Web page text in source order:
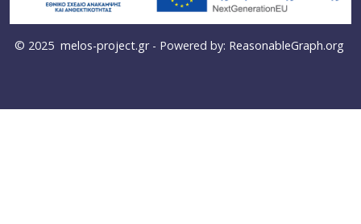
© 2025 melos-project.gr- Powered by: ReasonableGraph.org